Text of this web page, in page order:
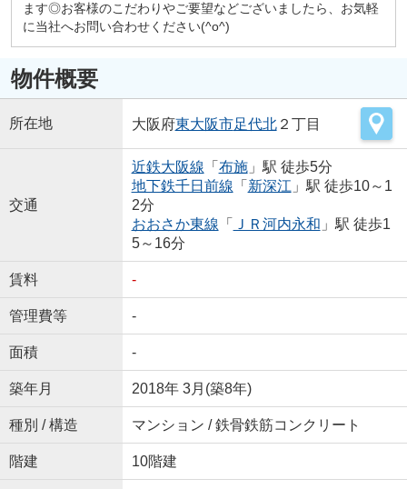
ます◎お客様のこだわりやご要望などございましたら、お気軽
に当社へお問い合わせください(^o^)
物件概要
所在地 大阪府東大阪市足代北２丁目
交通
近鉄大阪線 「 布施」駅 徒歩5分
地下鉄千日前線 「 新深江 」駅 徒歩10～1
2分
おおさか東線 「 ＪＲ河内永和 」駅 徒歩1
5～16分
賃料 -
管理費等 -
面積 -
築年月 2018年 3月(築8年)
種別 / 構造 マンション / 鉄骨鉄筋コンクリート
階建 10階建